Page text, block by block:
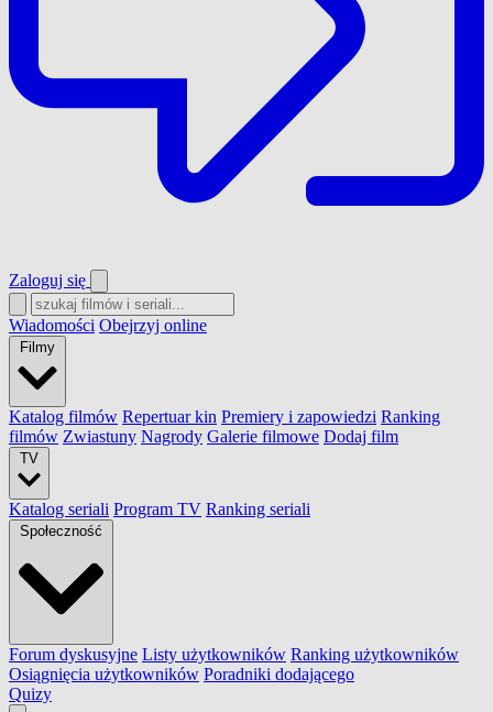
Zaloguj się
Wiadomości Obejrzyj online
Filmy
Katalog filmów Repertuar kin Premiery i zapowiedzi Ranking
filmów Zwiastuny Nagrody Galerie filmowe Dodaj film
TV
Katalog seriali Program TV Ranking seriali
Społeczność
Forum dyskusyjne Listy użytkowników Ranking użytkowników
Osiągnięcia użytkowników Poradniki dodającego
Quizy